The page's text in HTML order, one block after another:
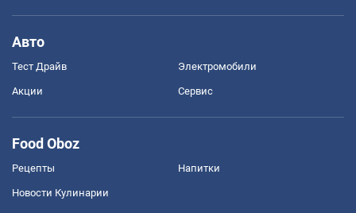
Авто
Тест Драйв Электромобили
Акции Сервис
Food Oboz
Рецепты Напитки
Новости Кулинарии